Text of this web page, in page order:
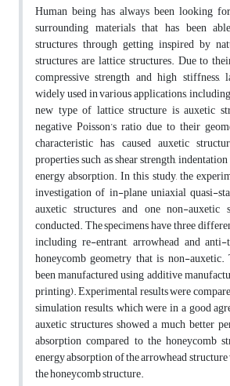
Human being has always been looking
surrounding materials that has been
structures through getting inspired by
structures are lattice structures. Due to
compressive strength and high stiffness,
widely used in various applications,
new type of lattice structure is auxetic
negative Poisson’s ratio due to their
characteristic has caused auxetic
properties such as shear strength,
energy absorption. In this study, the
investigation of in-plane uniaxial quasi-
auxetic structures and one non-auxetic
conducted. The specimens have three
including re-entrant, arrowhead and
honeycomb geometry that is non-auxetic.
been manufactured using additive
printing). Experimental results were
simulation results, which were in a good
auxetic structures showed a much better
absorption compared to the honeycomb
energy absorption of the arrowhead structure
the honeycomb structure.